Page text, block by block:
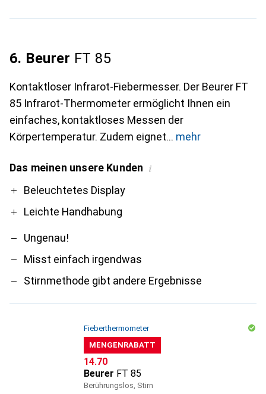
6. Beurer FT 85
Kontaktloser Infrarot-Fiebermesser. Der Beurer FT
85 Infrarot-Thermometer ermöglicht Ihnen ein
einfaches, kontaktloses Messen der
Körpertemperatur. Zudem eignet
mehr
Das meinen unsere Kunden i
ProBeleuchtetes Display
Leichte Handhabung
Contra
Ungenau!
Misst einfach irgendwas
Stirnmethode gibt andere Ergebnisse
Fieberthermometer
MENGENRABATT
CHF
14.70
Beurer FT 85
Berührungslos, Stirn